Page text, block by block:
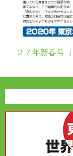
２７年新春号